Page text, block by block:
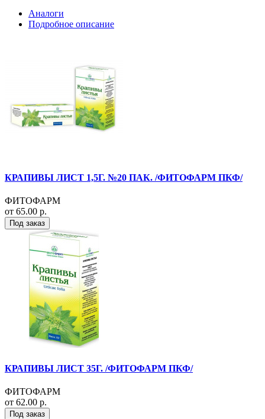
Аналоги
Подробное описание
КРАПИВЫ ЛИСТ 1,5Г. №20 ПАК. /ФИТОФАРМ ПКФ/
ФИТОФАРМ
от 65.00 р.
Под заказ
КРАПИВЫ ЛИСТ 35Г. /ФИТОФАРМ ПКФ/
ФИТОФАРМ
от 62.00 р.
Под заказ